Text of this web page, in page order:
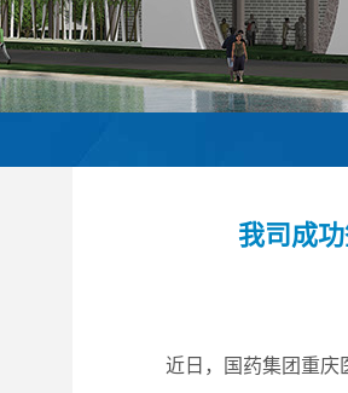
我司成
近日，国药集团重庆